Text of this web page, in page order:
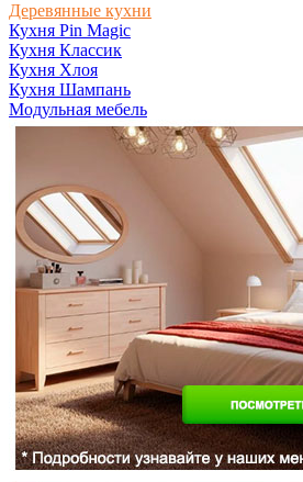
Деревянные кухни
Кухня Pin Magic
Кухня Классик
Кухня Хлоя
Кухня Шампань
Модульная мебель